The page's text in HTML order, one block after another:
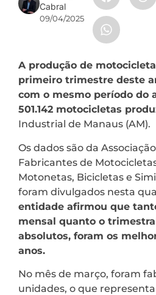
Cabral
09/04/2025
A produção de
primeiro trimestre deste
com o mesmo período do
501.142 motocicletas
Industrial de Manaus (AM).
Os dados são da
Fabricantes de
Motonetas, Bicicletas e
foram divulgados nesta
entidade afirmou que
mensal quanto o
absolutos, foram os
anos.
No mês de março, foram
unidades, o que representa